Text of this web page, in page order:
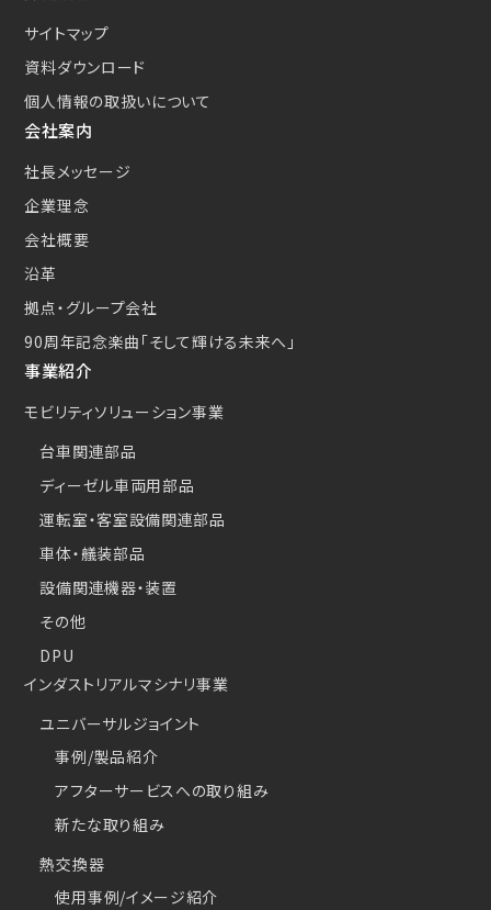
サイトマップ
資料ダウンロード
個人情報の取扱いについて
会社案内
社長メッセージ
企業理念
会社概要
沿革
拠点・グループ会社
90周年記念楽曲 「そして輝ける未来へ」
事業紹介
モビリティソリューション事業
台車関連部品
ディーゼル車両用部品
運転室・客室設備関連部品
車体・艤装部品
設備関連機器・装置
その他
DPU
インダストリアルマシナリ事業
ユニバーサルジョイント
事例/製品紹介
アフターサービスへの取り組み
新たな取り組み
熱交換器
使用事例/イメージ紹介